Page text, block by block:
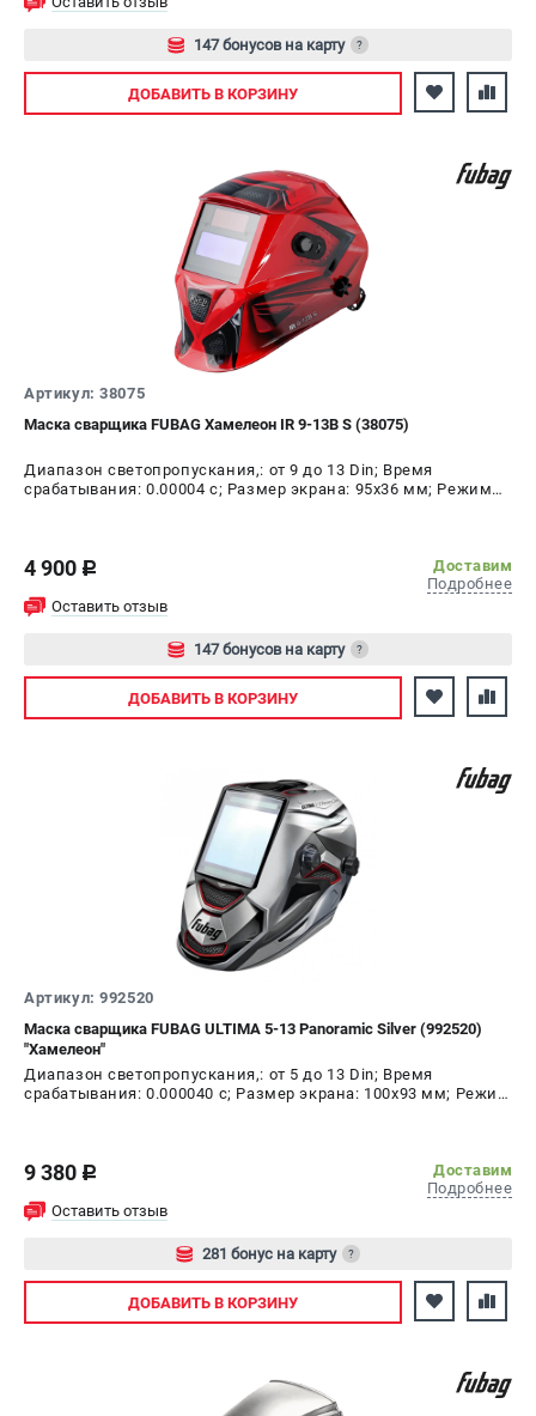
147 бонусов на карту ?
Авторизуйтесь
ДОБАВИТЬ В КОРЗИНУ
Артикул: 38075
Маска сварщика FUBAG Хамелеон IR 9-13B S (38075)
Диапазон светопропускания,: от 9 до 13 Din; Время
срабатывания: 0.00004 с; Размер экрана: 95х36 мм; Режим
4 900 c
Доставим
Подробнее
Оставить отзыв
147 бонусов на карту ?
Авторизуйтесь
ДОБАВИТЬ В КОРЗИНУ
Артикул: 992520
Маска сварщика FUBAG ULTIMA 5-13 Panoramic Silver (992520)
"Хамелеон"
Диапазон светопропускания,: от 5 до 13 Din; Время
срабатывания: 0.000040 с; Размер экрана: 100х93 мм; Режим
9 380 c
Доставим
Подробнее
Оставить отзыв
281 бонус на карту ?
Авторизуйтесь
ДОБАВИТЬ В КОРЗИНУ